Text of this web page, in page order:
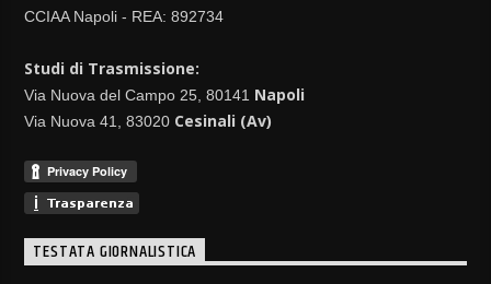
CCIAA Napoli - REA: 892734
Studi di Trasmissione:
Via Nuova del Campo 25, 80141 Napoli
Via Nuova 41, 83020 Cesinali (Av)
TESTATA GIORNALISTICA